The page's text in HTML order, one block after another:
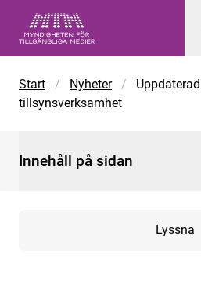
Start / Nyheter /
tillsynsverksamhet
Lyssna
Innehåll på sidan